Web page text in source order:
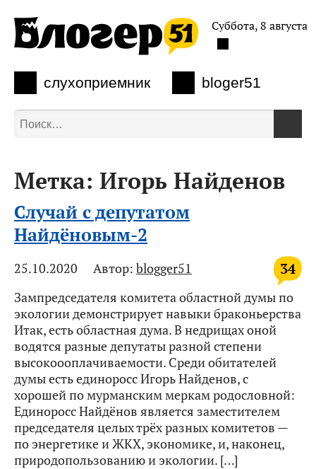
слухоприемник bloger51
Суббота, 8 августа
Метка: Игорь Найденов
Случай с депутатом
Найдёновым-2
34
25.10.2020 Автор: blogger51
Зампредседателя комитета областной думы по
экологии демонстрирует навыки браконьерства
Итак, есть областная дума. В недрищах оной
водятся разные депутаты разной степени
высокоооплачиваемости. Среди обитателей
думы есть единоросс Игорь Найденов, с
хорошей по мурманским меркам родословной:
Единоросс Найдёнов является заместителем
председателя целых трёх разных комитетов —
по энергетике и ЖКХ, экономике, и, наконец,
природопользованию и экологии. […]